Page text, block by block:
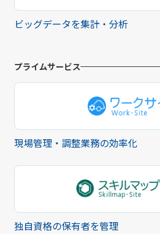
ビッグデータを集計・分析
プライムサービス
現場管理・調整業務の効率化
独自資格の保有者を管理